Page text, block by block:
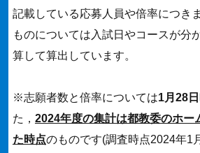
記載している応募人員や倍率につき
ものについては入試日やコースが分
算して算出しています。
※志願者数と倍率については1月28日
た， 2024年度の集計は都教委のホー
た時点のものです(調査時点2024年1